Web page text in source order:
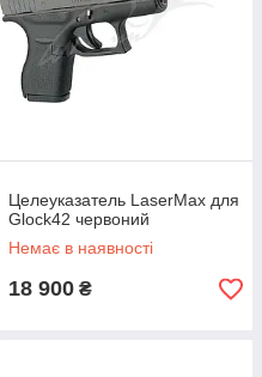
Целеуказатель LaserMax для
Glock42 червоний
Немає в наявності
18 900 ₴